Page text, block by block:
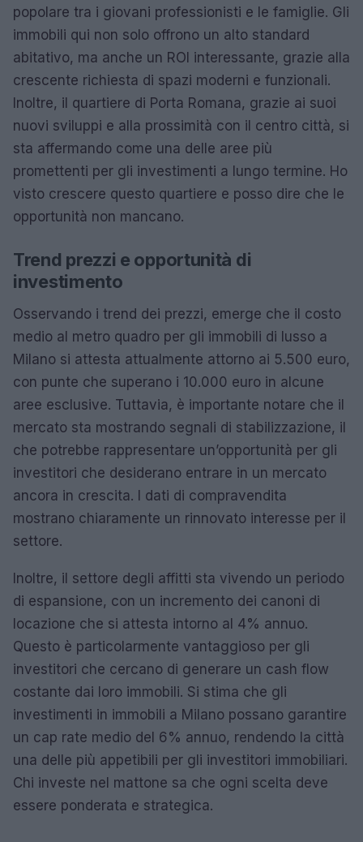
popolare tra i giovani professionisti e le famiglie. Gli
immobili qui non solo offrono un alto standard
abitativo, ma anche un ROI interessante, grazie alla
crescente richiesta di spazi moderni e funzionali.
Inoltre, il quartiere di Porta Romana, grazie ai suoi
nuovi sviluppi e alla prossimità con il centro città, si
sta affermando come una delle aree più
promettenti per gli investimenti a lungo termine. Ho
visto crescere questo quartiere e posso dire che le
opportunità non mancano.
Trend prezzi e opportunità di
investimento
Osservando i trend dei prezzi, emerge che il costo
medio al metro quadro per gli immobili di lusso a
Milano si attesta attualmente attorno ai 5.500 euro,
con punte che superano i 10.000 euro in alcune
aree esclusive. Tuttavia, è importante notare che il
mercato sta mostrando segnali di stabilizzazione, il
che potrebbe rappresentare un’opportunità per gli
investitori che desiderano entrare in un mercato
ancora in crescita. I dati di compravendita
mostrano chiaramente un rinnovato interesse per il
settore.
Inoltre, il settore degli affitti sta vivendo un periodo
di espansione, con un incremento dei canoni di
locazione che si attesta intorno al 4% annuo.
Questo è particolarmente vantaggioso per gli
investitori che cercano di generare un cash flow
costante dai loro immobili. Si stima che gli
investimenti in immobili a Milano possano garantire
un cap rate medio del 6% annuo, rendendo la città
una delle più appetibili per gli investitori immobiliari.
Chi investe nel mattone sa che ogni scelta deve
essere ponderata e strategica.